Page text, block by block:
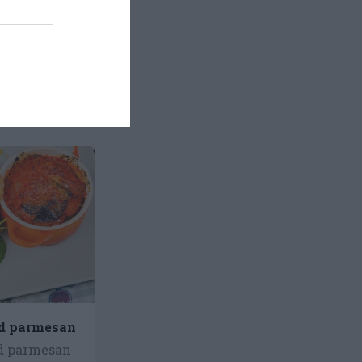
parmesan